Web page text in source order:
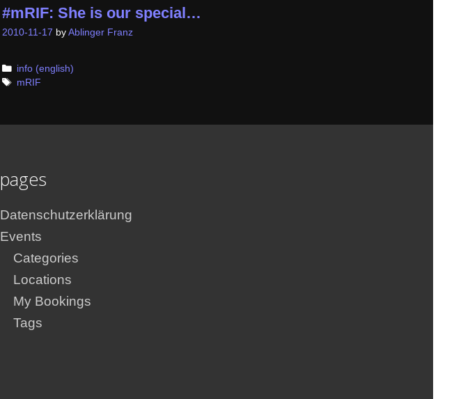
#mRIF: She is our special…
2010-11-17 by Ablinger Franz
Categories
info (english)
Tags
mRIF
pages
Datenschutzerklärung
Events
Categories
Locations
My Bookings
Tags